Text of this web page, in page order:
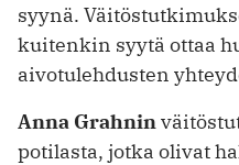
syynä.
kuitenkin syytä ottaa
aivotulehdusten
Anna Grahnin
potilasta, jotka olivat